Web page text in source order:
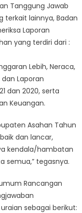
Tanggung Jawab
terkait lainnya, Badan
Laporan
yang terdiri dari :
Lebih, Neraca,
dan Laporan
dan 2020, serta
Keuangan.
Asahan Tahun
dan lancar,
kendala/hambatan
semua,” tegasnya.
Rancangan
sebagai berikut: